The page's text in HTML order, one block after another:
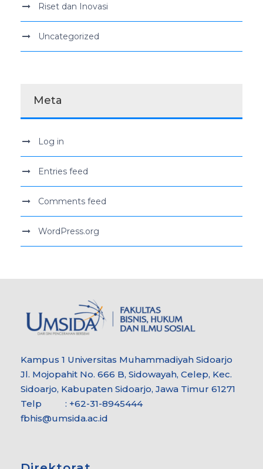
Riset dan Inovasi
Uncategorized
Meta
Log in
Entries feed
Comments feed
WordPress.org
Kampus 1 Universitas Muhammadiyah Sidoarjo
Jl. Mojopahit No. 666 B, Sidowayah, Celep, Kec.
Sidoarjo, Kabupaten Sidoarjo, Jawa Timur 61271
Telp : +62-31-8945444
fbhis@umsida.ac.id